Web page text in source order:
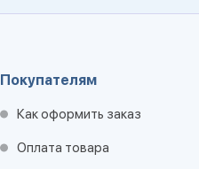
Покупателям
Как оформить заказ
Оплата товара